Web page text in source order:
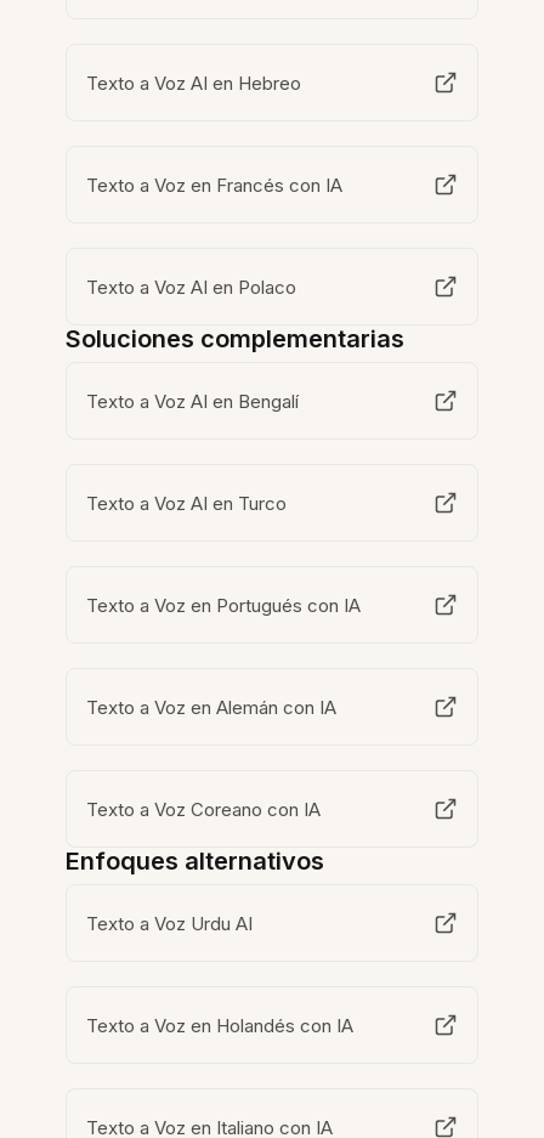
Texto a Voz AI en Hebreo
Texto a Voz en Francés con IA
Texto a Voz AI en Polaco
Soluciones complementarias
Texto a Voz AI en Bengalí
Texto a Voz AI en Turco
Texto a Voz en Portugués con IA
Texto a Voz en Alemán con IA
Texto a Voz Coreano con IA
Enfoques alternativos
Texto a Voz Urdu AI
Texto a Voz en Holandés con IA
Texto a Voz en Italiano con IA